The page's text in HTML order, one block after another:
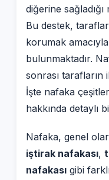
diğerine
Bu destek,
korumak
bulunmaktadır.
sonrası tarafların
İşte nafaka
hakkında detaylı
Nafaka, genel
iştirak nafakası,
nafakası gibi